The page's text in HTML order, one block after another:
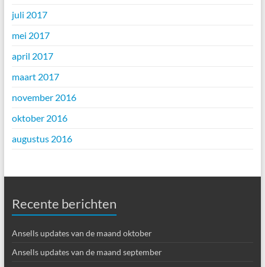
juli 2017
mei 2017
april 2017
maart 2017
november 2016
oktober 2016
augustus 2016
Recente berichten
Ansells updates van de maand oktober
Ansells updates van de maand september